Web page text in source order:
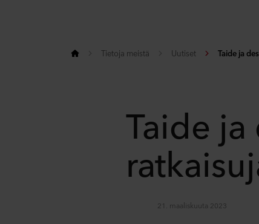
Tietoja meistä Uutiset Taide ja
Taide ja
21. maaliskuuta 2023